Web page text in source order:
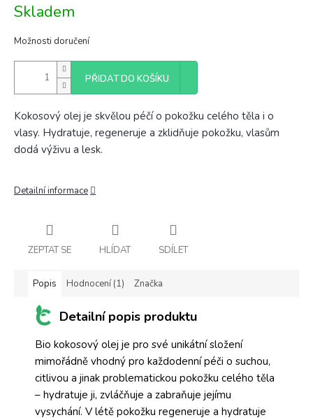
cena:
Skladem
Možnosti doručení
PŘIDAT DO KOŠÍKU
Kokosový olej je skvělou péčí o pokožku celého těla i o
vlasy. Hydratuje, regeneruje a zklidňuje pokožku, vlasům
dodá výživu a lesk.
Detailní informace
ZEPTAT SE HLÍDAT SDÍLET
Popis Hodnocení (1) Značka
Detailní popis produktu
Bio kokosový olej je pro své unikátní složení
mimořádně vhodný pro každodenní péči o suchou,
citlivou a jinak problematickou pokožku celého těla
– hydratuje ji, zvláčňuje a zabraňuje jejímu
vysychání. V létě pokožku regeneruje a hydratuje